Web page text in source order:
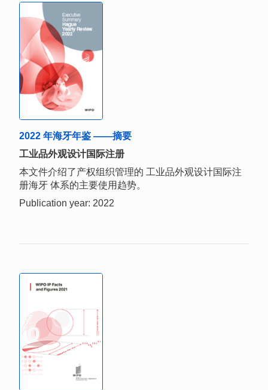
2022 年海牙年鉴 ——摘要
工业品外观设计国际注册
本文件介绍了产权组织管理的 工业品外观设计国际注
册海牙 体系的主要使用趋势。
Publication year: 2022